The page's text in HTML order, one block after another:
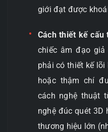
giới đạt được
Cách thiết kế cấu
chiếc âm đạo
phải có thiết kế lõi
hoặc thậm chí
cách nghệ thuật
nghệ đúc quét 3D
thương hiệu lớn